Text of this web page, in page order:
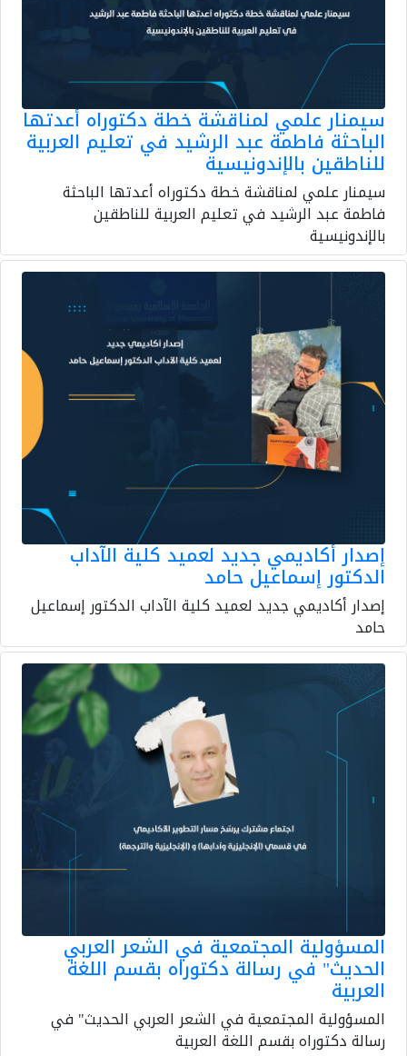
سيمنار علمي لمناقشة خطة دكتوراه أعدتها
الباحثة فاطمة عبد الرشيد في تعليم العربية
للناطقين بالإندونيسية
سيمنار علمي لمناقشة خطة دكتوراه أعدتها الباحثة
فاطمة عبد الرشيد في تعليم العربية للناطقين
بالإندونيسية
إصدار أكاديمي جديد لعميد كلية الآداب
الدكتور إسماعيل حامد
إصدار أكاديمي جديد لعميد كلية الآداب الدكتور إسماعيل
حامد
المسؤولية المجتمعية في الشعر العربي
الحديث" في رسالة دكتوراه بقسم اللغة
العربية
المسؤولية المجتمعية في الشعر العربي الحديث" في
رسالة دكتوراه بقسم اللغة العربية